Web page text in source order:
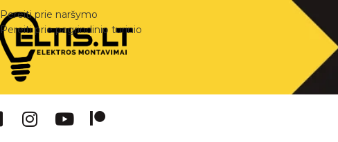
Pereiti prie naršymo
Pereiti prie pagrindinio turinio